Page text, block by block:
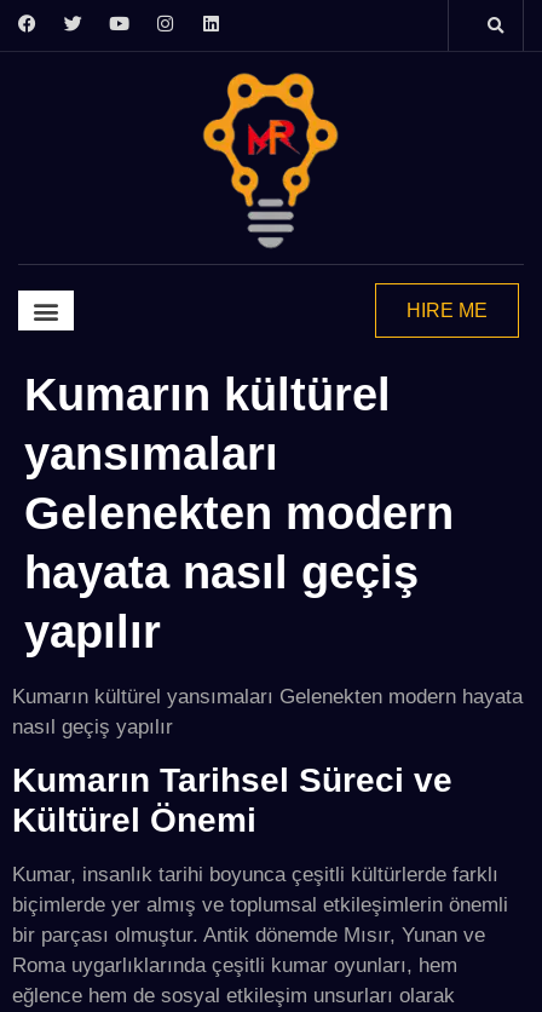
HIRE ME
Kumarın kültürel
yansımaları
Gelenekten modern
hayata nasıl geçiş
yapılır
Kumarın kültürel yansımaları Gelenekten modern hayata
nasıl geçiş yapılır
Kumarın Tarihsel Süreci ve
Kültürel Önemi
Kumar, insanlık tarihi boyunca çeşitli kültürlerde farklı
biçimlerde yer almış ve toplumsal etkileşimlerin önemli
bir parçası olmuştur. Antik dönemde Mısır, Yunan ve
Roma uygarlıklarında çeşitli kumar oyunları, hem
eğlence hem de sosyal etkileşim unsurları olarak